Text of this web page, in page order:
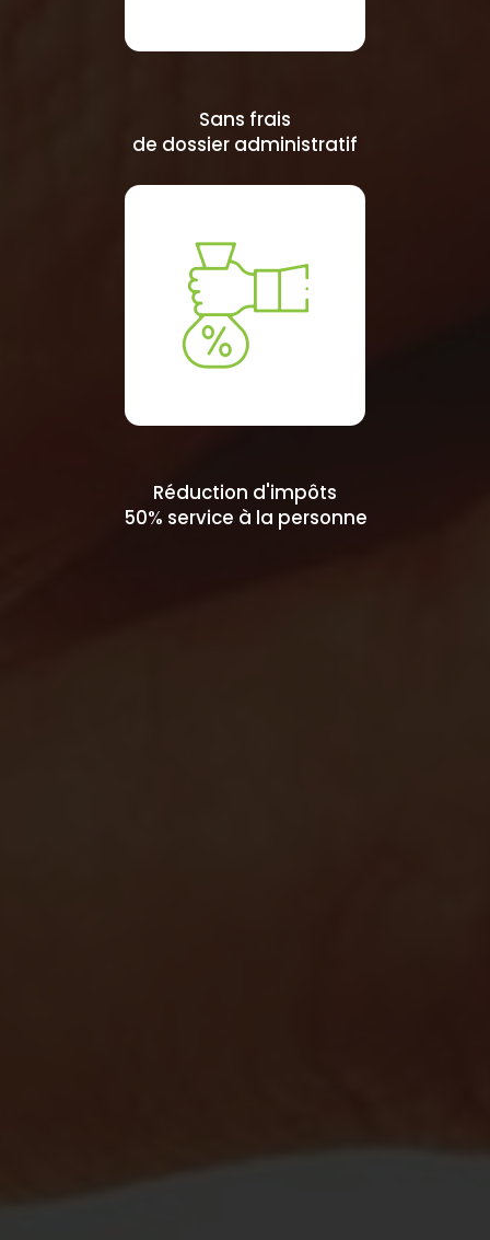
Sans frais
de dossier administratif
Réduction d'impôts
50% service à la personne